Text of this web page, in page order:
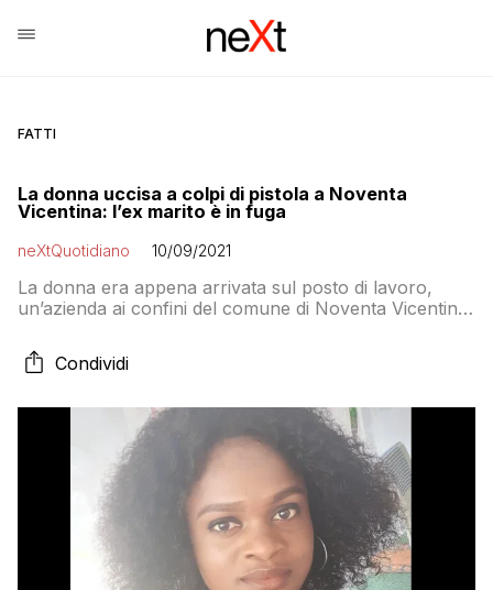
FATTI
La donna uccisa a colpi di pistola a Noventa
Vicentina: l’ex marito è in fuga
neXtQuotidiano 10/09/2021
La donna era appena arrivata sul posto di lavoro,
un’azienda ai confini del comune di Noventa Vicentina,
pistola davanti alle colleghe
Condividi